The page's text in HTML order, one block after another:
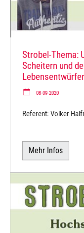
Strobel-Thema:
Scheitern und
08-09-2020
Referent: Volker
Mehr Infos